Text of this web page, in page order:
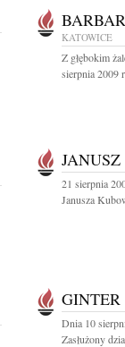
KATOWICE
Z głębokim
sierpnia 2009
21 sierpnia
Janusza
Dnia 10
Zasłużony